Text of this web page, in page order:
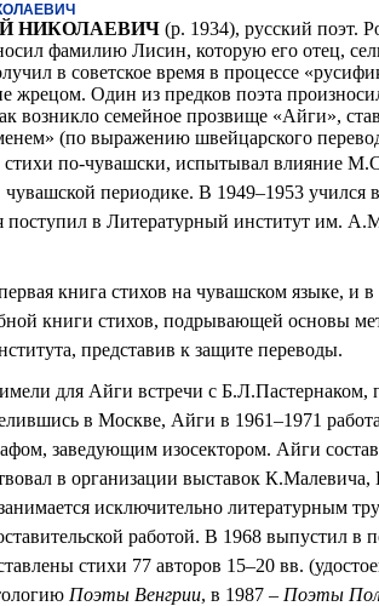
НИКОЛАЕВИЧ (р. 1934), русский поэт.
фамилию Лисин, которую его отец,
в советское время в процессе
жрецом. Один из предков поэта
возникло семейное прозвище «Айги»,
(по выражению швейцарского
стихи по-чувашски, испытывал влияние
чувашской периодике. В 1949–1953
поступил в Литературный институт им.
книга стихов на чувашском языке, и
книги стихов, подрывающей основы
представив к защите переводы.
для Айги встречи с
в Москве, Айги в 1961–1971
заведующим изосектором. Айги
в организации выставок
исключительно литературным
работой. В 1968 выпустил
стихи 77 авторов 15–20 вв.
Поэты Венгрии, в 1987 – Поэты